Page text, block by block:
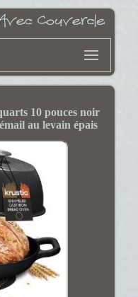
10 pouces noir
au levain épais